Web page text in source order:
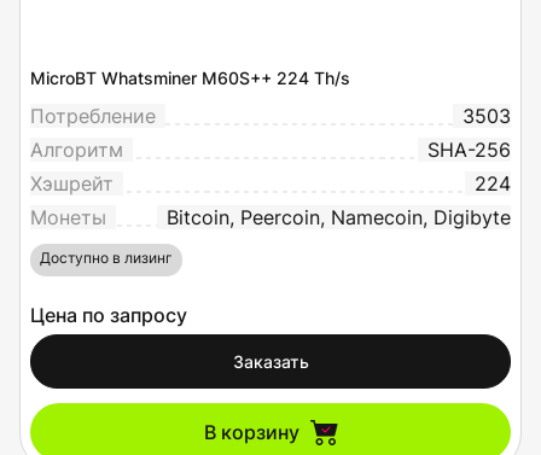
MicroBT Whatsminer M60S++ 224 Th/s
Потребление
3503
Алгоритм
SHA-256
Хэшрейт
224
Монеты
Bitcoin, Peercoin, Namecoin, Digibyte
Доступно в лизинг
Цена по запросу
Заказать
В корзину